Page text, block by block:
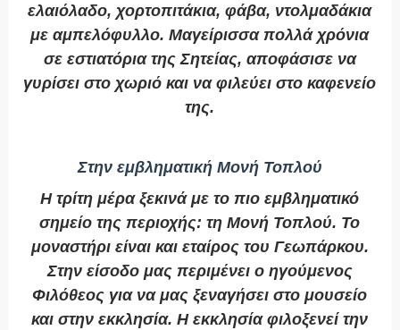
ελαιόλαδο, χορτοπιτάκια, φάβα, ντολμαδάκια
με αμπελόφυλλο. Μαγείρισσα πολλά χρόνια
σε εστιατόρια της Σητείας, αποφάσισε να
γυρίσει στο χωριό και να φιλεύει στο καφενείο
της.
Στην εμβληματική Μονή Τοπλού
Η τρίτη μέρα ξεκινά με το πιο εμβληματικό
σημείο της περιοχής: τη Μονή Τοπλού. Το
μοναστήρι είναι και εταίρος του Γεωπάρκου.
Στην είσοδο μας περιμένει ο ηγούμενος
Φιλόθεος για να μας ξεναγήσει στο μουσείο
και στην εκκλησία. Η εκκλησία φιλοξενεί την